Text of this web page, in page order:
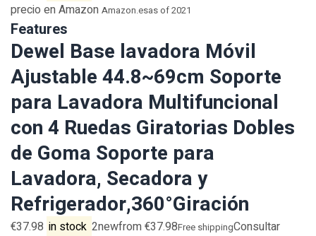
precio en Amazon Amazon.esas of 2021
Features
Dewel Base lavadora Móvil
Ajustable 44.8~69cm Soporte
para Lavadora Multifuncional
con 4 Ruedas Giratorias Dobles
de Goma Soporte para
Lavadora, Secadora y
Refrigerador,360°Giración
€37.98 in stock 2newfrom €37.98Free shippingConsultar